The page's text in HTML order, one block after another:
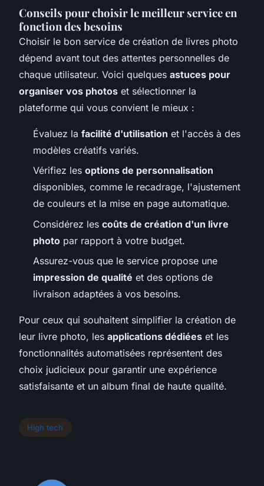
Conseils pour choisir le meilleur service en
fonction des besoins
Choisir le bon service de création de livres photo
dépend avant tout des attentes personnelles de
chaque utilisateur. Voici quelques astuces pour
organiser vos photos et sélectionner la
plateforme qui vous convient le mieux :
Évaluez la facilité d'utilisation et l'accès à des
modèles créatifs variés.
Vérifiez les options de personnalisation
disponibles, comme le recadrage, l'ajustement
de couleurs et la mise en page automatique.
Considérez les coûts de création d'un livre
photo par rapport à votre budget.
Assurez-vous que le service propose une
impression de qualité et des options de
livraison adaptées à vos besoins.
Pour ceux qui souhaitent simplifier la création de
leur livre photo, les applications dédiées et les
fonctionnalités automatisées représentent des
choix judicieux pour garantir une expérience
satisfaisante et un album final de haute qualité.
High tech